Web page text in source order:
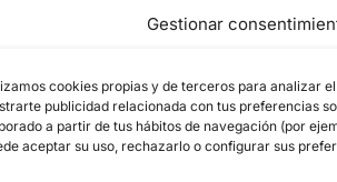
Gestionar
cookies propias y de terceros para analizar
publicidad relacionada con tus preferencias
a partir de tus hábitos de navegación (por
aceptar su uso, rechazarlo o configurar sus
Qué hacemos